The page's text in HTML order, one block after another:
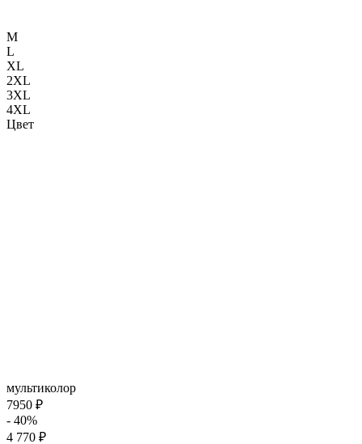
M
L
XL
2XL
3XL
4XL
Цвет
мультиколор
7950 ₽
- 40%
4 770 ₽